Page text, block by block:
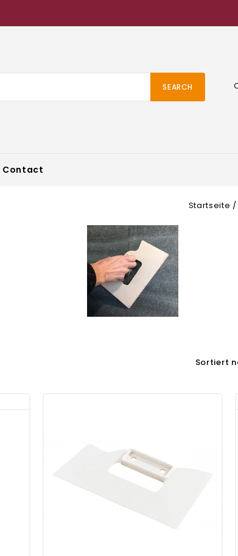
SEARCH
Contact
Startseite
Sortiert